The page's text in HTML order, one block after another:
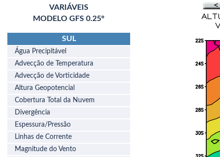
VARIÁVEIS
MODELO GFS 0.25°
SUL
Água Precipitável
Advecção de Temperatura
Advecção de Vorticidade
Altura Geopotencial
Cobertura Total da Nuvem
Divergência
Espessura/Pressão
Linhas de Corrente
Magnitude do Vento